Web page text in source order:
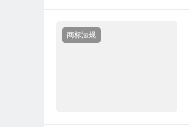
商标法规